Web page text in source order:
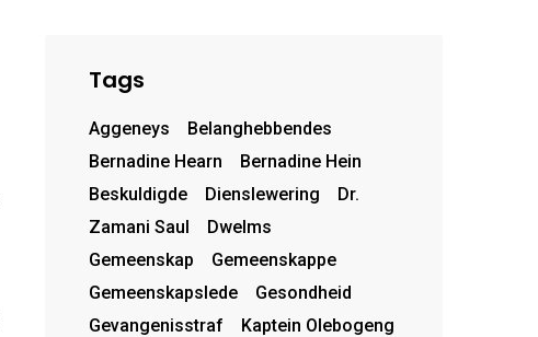
Tags
Aggeneys
Belanghebbendes
Bernadine Hearn
Bernadine Hein
Beskuldigde
Dienslewering
Dr.
Zamani Saul
Dwelms
Gemeenskap
Gemeenskappe
Gemeenskapslede
Gesondheid
Gevangenisstraf
Kaptein Olebogeng